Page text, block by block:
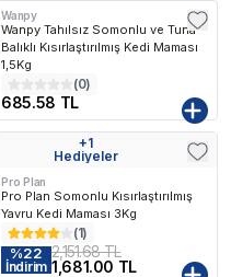
Wanpy
Wanpy Tahılsız Somonlu ve Tuna
Balıklı Kısırlaştırılmış Kedi Maması
1,5Kg
(0)
685.58 TL
+1
Hediyeler
Pro Plan
Pro Plan Somonlu Kısırlaştırılmış
Yavru Kedi Maması 3Kg
(1)
%22
İndirim
2,151.68 TL
1,681.00 TL